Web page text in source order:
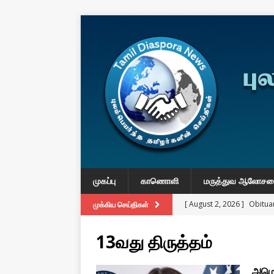
முகப்பு காணொளி மருத்துவ
முக்கிய செய்திகள் [ August 2, 2026 ]
[ August 2, 2026 ]
IMPORTANT
13வது திருத்தம்